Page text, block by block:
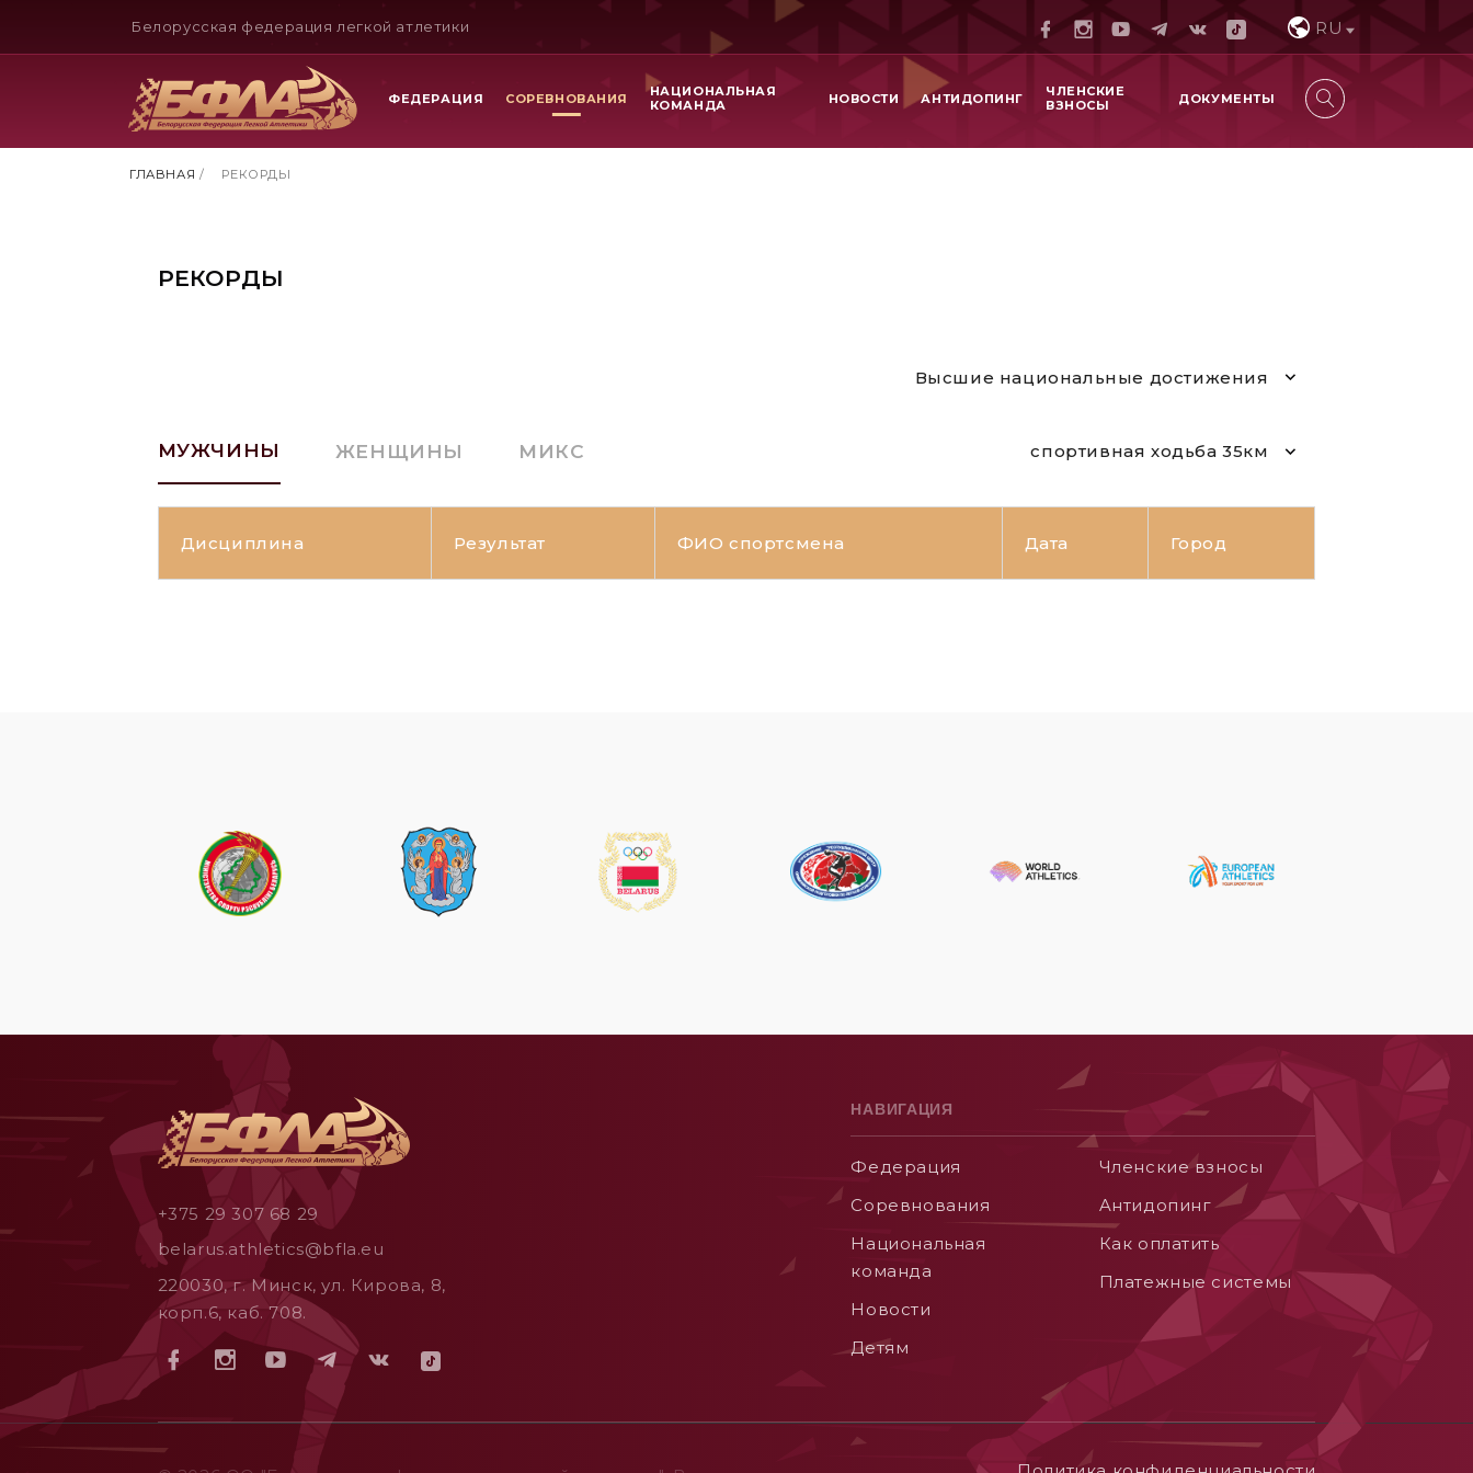
Белорусская федерация легкой атлетики RU
ФЕДЕРАЦИЯ СОРЕВНОВАНИЯ
НАЦИОНАЛЬНАЯ
КОМАНДА
НОВОСТИ АНТИДОПИНГ
ЧЛЕНСКИЕ
ВЗНОСЫ
ДОКУМЕНТЫ
ГЛАВНАЯ / РЕКОРДЫ
РЕКОРДЫ
Высшие национальные достижения
МУЖЧИНЫ ЖЕНЩИНЫ МИКС спортивная ходьба 35км
Дисциплина Результат ФИО спортсмена Дата Город
+375 29 307 68 29
belarus.athletics@bfla.eu
220030, г. Минск, ул. Кирова, 8,
корп.6, каб. 708.
НАВИГАЦИЯ
Федерация
Соревнования
Национальная
команда
Новости
Детям
Членские взносы
Aнтидопинг
Как оплатить
Платежные системы